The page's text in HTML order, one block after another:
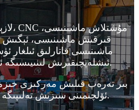
قىرقىش ماشىنىسى، ئېگىش
ماشىنىسى قاتارلىق ئىلغار
ئىشلەپچىقىرىش لىنىيىسىگە ئىگە سىناق مەركىزىگە ئىگە.
ئۆلچىمىنى سىزىش تەلىپىگە ئاساسەن كاپالەتلەندۈرىدۇ.